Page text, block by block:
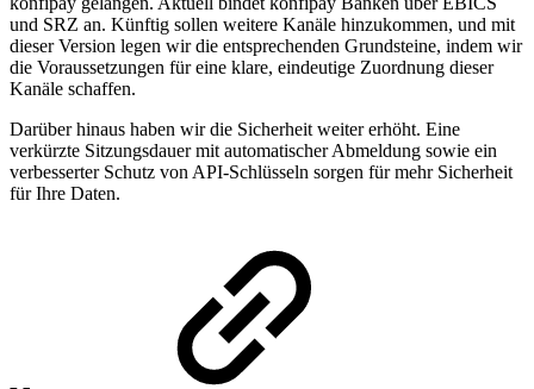
und SRZ an. Künftig sollen weitere Kanäle hinzukommen, und mit
dieser Version legen wir die entsprechenden Grundsteine, indem wir
die Voraussetzungen für eine klare, eindeutige Zuordnung dieser
Kanäle schaffen.
Darüber hinaus haben wir die Sicherheit weiter erhöht. Eine
verkürzte Sitzungsdauer mit automatischer Abmeldung sowie ein
verbesserter Schutz von API-Schlüsseln sorgen für mehr Sicherheit
für Ihre Daten.